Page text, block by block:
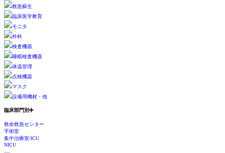
救急蘇生
臨床医学教育
モニタ
外科
検査機器
睡眠検査機器
体温管理
点検機器
マスク
設備用機材・他
臨床部門別
救命救急センター
手術室
集中治療室/ICU
NICU